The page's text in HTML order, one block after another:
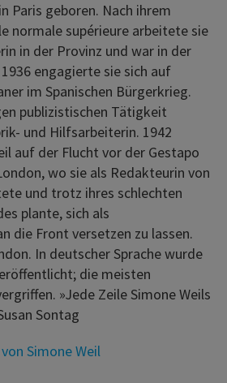
Paris geboren. Nach ihrem
normale supérieure arbeitete sie
in der Provinz und war in der
engagierte sie sich auf
im Spanischen Bürgerkrieg.
publizistischen Tätigkeit
und Hilfsarbeiterin. 1942
auf der Flucht vor der Gestapo
wo sie als Redakteurin von
und trotz ihres schlechten
plante, sich als
die Front versetzen zu lassen.
In deutscher Sprache wurde
die meisten
»Jede Zeile Simone Weils
Sontag
Simone Weil